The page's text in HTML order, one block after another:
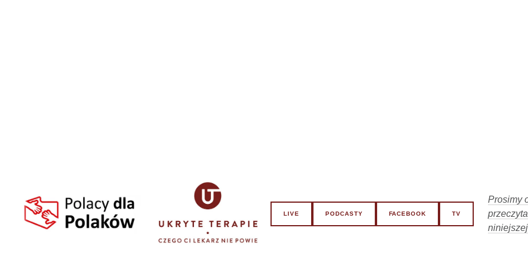
LIVE PODCASTY FACEBOOK TV
Prosimy